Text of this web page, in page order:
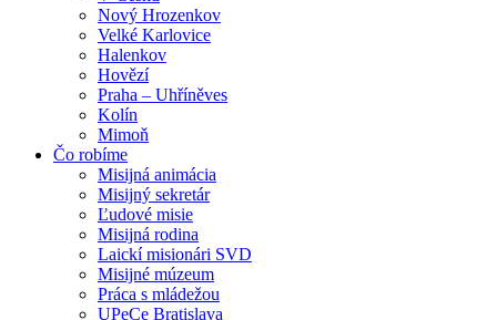
Nový Hrozenkov
Velké Karlovice
Halenkov
Hovězí
Praha – Uhříněves
Kolín
Mimoň
Čo robíme
Misijná animácia
Misijný sekretár
Ľudové misie
Misijná rodina
Laickí misionári SVD
Misijné múzeum
Práca s mládežou
UPeCe Bratislava